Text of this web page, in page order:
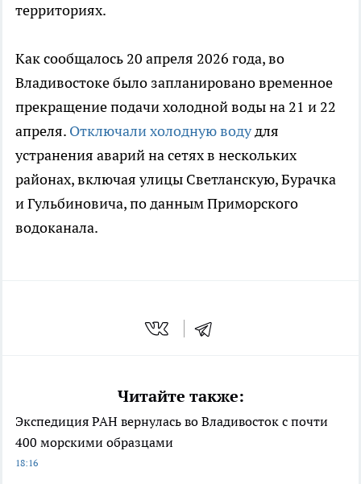
территориях.
Как сообщалось 20 апреля 2026 года, во
Владивостоке было запланировано временное
прекращение подачи холодной воды на 21 и 22
апреля. Отключали холодную водудля
устранения аварий на сетях в нескольких
районах, включая улицы Светланскую, Бурачка
и Гульбиновича, по данным Приморского
водоканала.
Читайте также:
Экспедиция РАН вернулась во Владивосток с почти
400 морскими образцами
18:16